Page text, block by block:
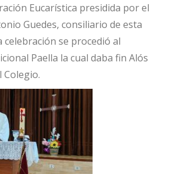
Eucarística presidida por el
Guedes, consiliario de esta
se procedió al
Paella la cual daba fin Alós
Colegio.